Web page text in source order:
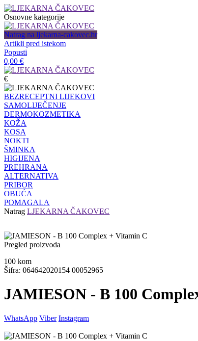
Osnovne kategorije
Natrag na ljekarna-cakovec.hr
Artikli pred istekom
Popusti
0,00 €
€
BEZRECEPTNI LIJEKOVI
SAMOLIJEČENJE
DERMOKOZMETIKA
KOŽA
KOSA
NOKTI
ŠMINKA
HIGIJENA
PREHRANA
ALTERNATIVA
PRIBOR
OBUĆA
POMAGALA
Natrag LJEKARNA ČAKOVEC
Pregled proizvoda
100 kom
Šifra: 064642020154 00052965
JAMIESON - B 100
WhatsApp Viber Instagram